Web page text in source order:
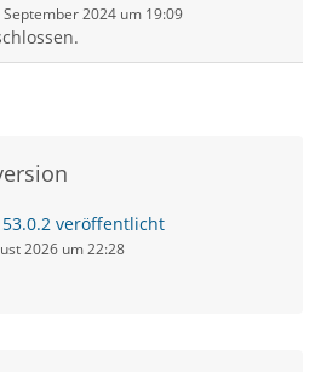
September 2024 um 19:09
veröffentlicht
2026 um 22:28